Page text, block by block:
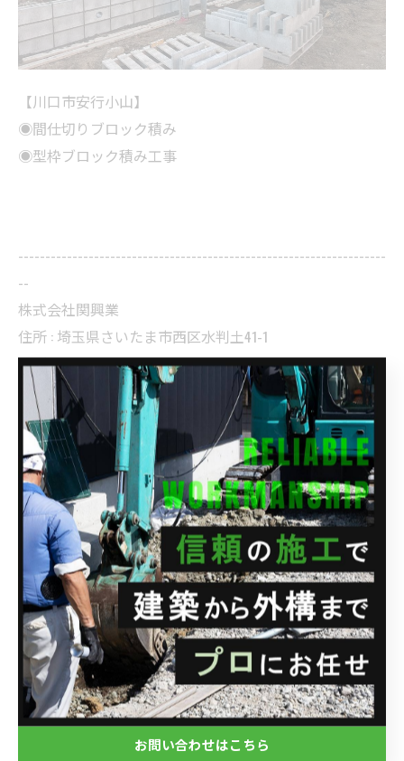
【川口市安行小山】
◉間仕切りブロック積み
◉型枠ブロック積み工事
--------------------------------------------------------------------
--
株式会社関興業
住所 : 埼玉県さいたま市西区水判土41-1
電話番号 : 048-788-1956
FAX番号 : 048-788-1957
--------------------------------------------------------------------
--
ブログ
< 前のページ 一覧に戻る 次のページ >
カテゴリー CATEGORIES
全てのカテゴリー
お問い合わせはこちら